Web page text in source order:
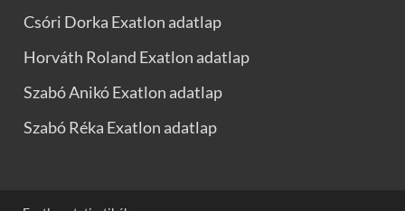
Csóri Dorka Exatlon adatlap
Horváth Roland Exatlon adatlap
Szabó Anikó Exatlon adatlap
Szabó Réka Exatlon adatlap